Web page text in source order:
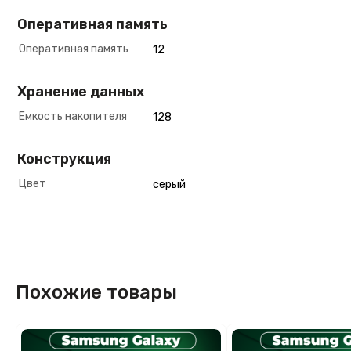
Оперативная память
Оперативная память 12
Хранение данных
Емкость накопителя 128
Конструкция
Цвет серый
Похожие товары